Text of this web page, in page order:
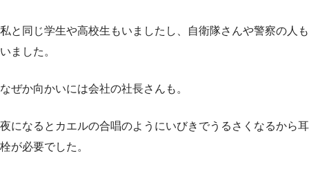
私と同じ学生や高校生もいましたし、自衛隊さんや警察の人も
いました。
なぜか向かいには会社の社長さんも。
夜になるとカエルの合唱のようにいびきでうるさくなるから耳
栓が必要でした。